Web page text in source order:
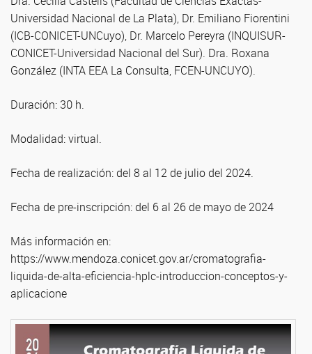
Universidad Nacional de La Plata), Dr. Emiliano Fiorentini
(ICB-CONICET-UNCuyo), Dr. Marcelo Pereyra (INQUISUR-
CONICET-Universidad Nacional del Sur). Dra. Roxana
González (INTA EEA La Consulta, FCEN-UNCUYO).
Duración: 30 h.
Modalidad: virtual.
Fecha de realización: del 8 al 12 de julio del 2024.
Fecha de pre-inscripción: del 6 al 26 de mayo de 2024
Más información en:
https://www.mendoza.conicet.gov.ar/cromatografia-
liquida-de-alta-eficiencia-hplc-introduccion-conceptos-y-
aplicacione